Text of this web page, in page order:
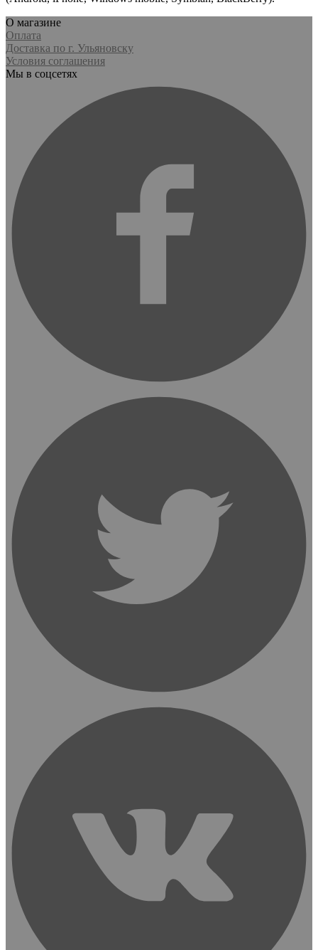
О магазине
Оплата
Доставка по г. Ульяновску
Условия соглашения
Мы в соцсетях